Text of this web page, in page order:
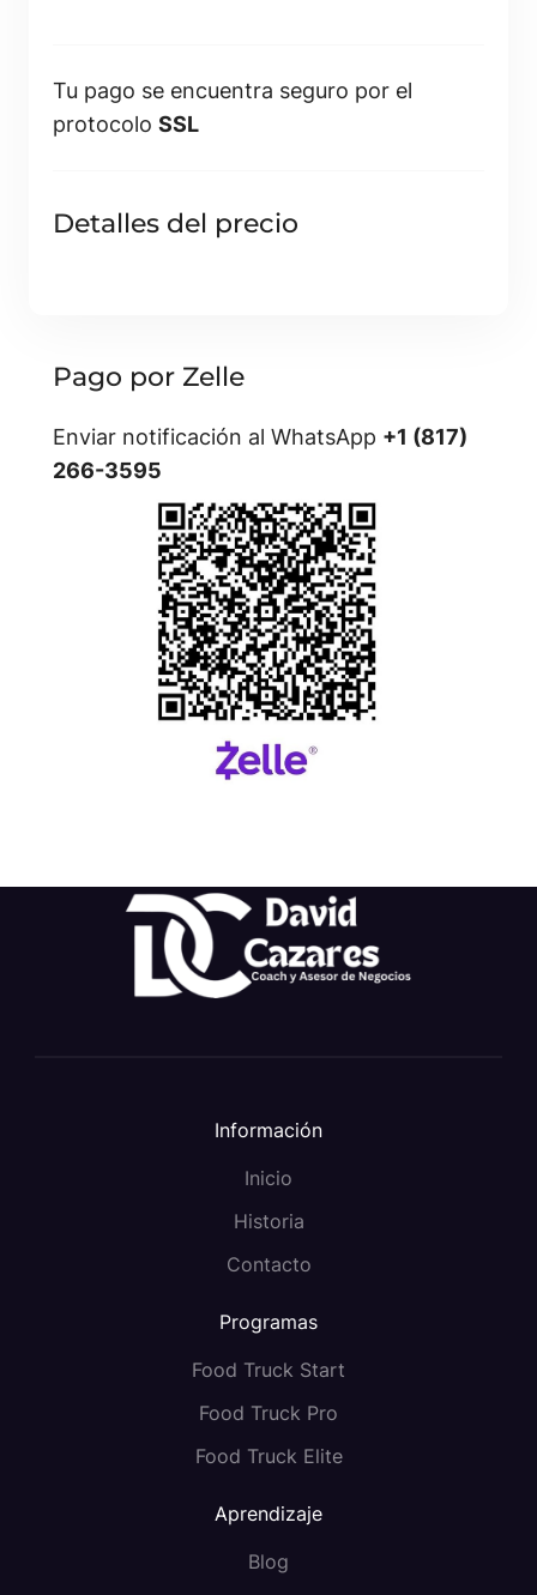
Tu pago se encuentra seguro por el
protocolo SSL
Detalles del precio
Pago por Zelle
Enviar notificación al WhatsApp +1 (817)
266-3595
Información
Inicio
Historia
Contacto
Programas
Food Truck Start
Food Truck Pro
Food Truck Elite
Aprendizaje
Blog